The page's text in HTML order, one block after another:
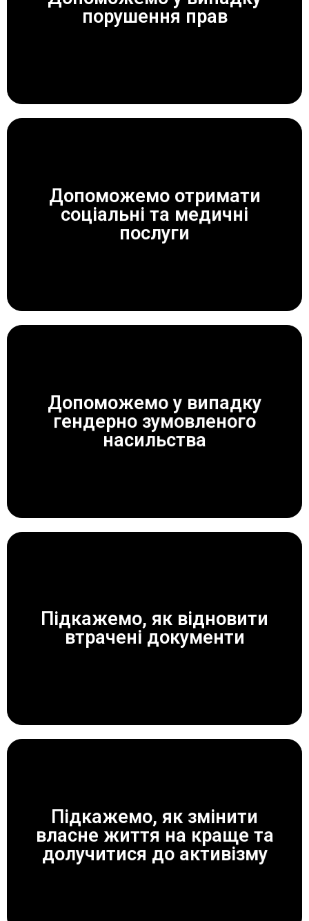
порушення прав
ЗАВЖДИ ДОПОМОЖЕМО!
Допоможемо отримати
соціальні та медичні
послуги
ЗАВЖДИ ДОПОМОЖЕМО!
Допоможемо у випадку
гендерно зумовленого
насильства
ЗАВЖДИ ДОПОМОЖЕМО!
Підкажемо, як відновити
втрачені документи
ЗАВЖДИ ДОПОМОЖЕМО!
Підкажемо, як змінити
власне життя на краще та
долучитися до активізму
ЗАВЖДИ ДОПОМОЖЕМО!